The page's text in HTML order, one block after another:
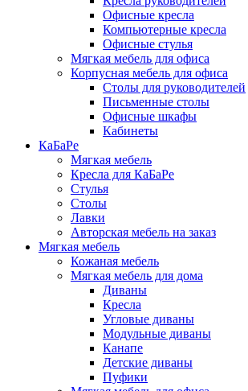
Офисные кресла
Компьютерные кресла
Офисные стулья
Мягкая мебель для офиса
Корпусная мебель для офиса
Столы для руководителей
Письменные столы
Офисные шкафы
Кабинеты
КаБаРе
Мягкая мебель
Кресла для КаБаРе
Стулья
Столы
Лавки
Авторская мебель на заказ
Мягкая мебель
Кожаная мебель
Мягкая мебель для дома
Диваны
Кресла
Угловые диваны
Модульные диваны
Канапе
Детские диваны
Пуфики